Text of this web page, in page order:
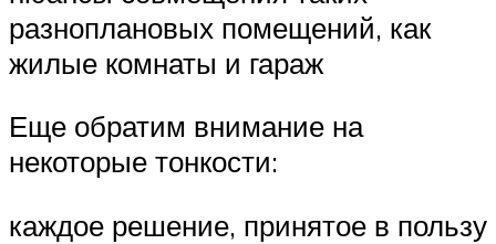
разноплановых помещений, как
жилые комнаты и гараж
Еще обратим внимание на
некоторые тонкости:
каждое решение, принятое в пользу